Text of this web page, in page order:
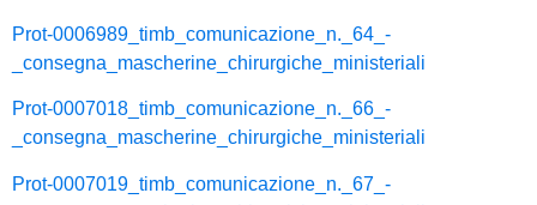
Prot-0006989_timb_comunicazione_n._64_-
_consegna_mascherine_chirurgiche_ministeriali
Prot-0007018_timb_comunicazione_n._66_-
_consegna_mascherine_chirurgiche_ministeriali
Prot-0007019_timb_comunicazione_n._67_-